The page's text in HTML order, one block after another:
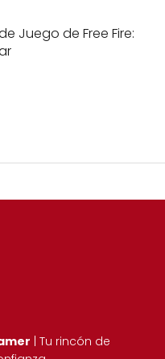
Juego de Free Fire:
| Tu rincón de